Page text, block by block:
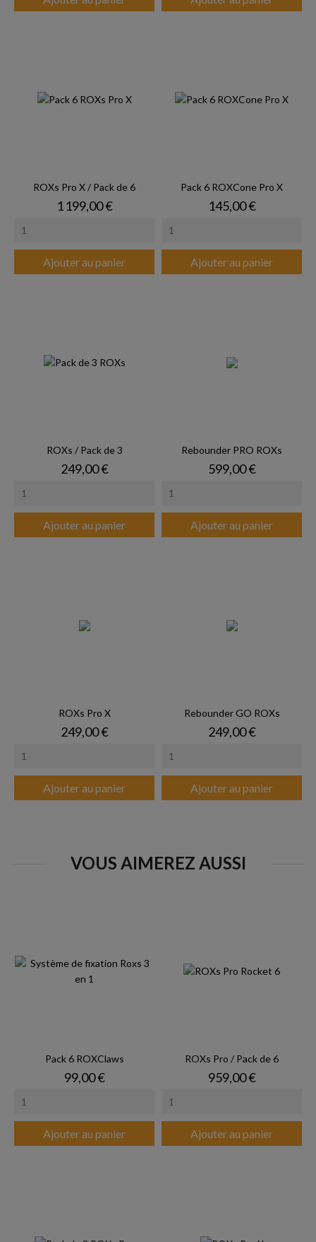
ROXs Pro X / Pack de 6
Prix
1 199,00 €
Ajouter au panier
Pack 6 ROXCone Pro X
Prix
145,00 €
Ajouter au panier
ROXs / Pack de 3
Prix
249,00 €
Ajouter au panier
Rebounder PRO ROXs
Prix
599,00 €
Ajouter au panier
ROXs Pro X
Prix
249,00 €
Ajouter au panier
Rebounder GO ROXs
Prix
249,00 €
Ajouter au panier
VOUS AIMEREZ AUSSI
Pack 6 ROXClaws
Prix
99,00 €
Ajouter au panier
ROXs Pro / Pack de 6
Prix
959,00 €
Ajouter au panier